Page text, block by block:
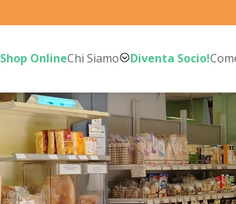
Shop OnlineChi Siamo Diventa Socio!